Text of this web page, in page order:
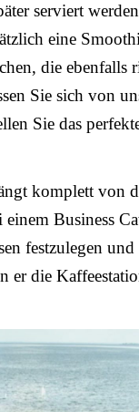
serviert
eine
die ebenfalls
Sie sich von
Sie das
komplett von
Business
festzulegen und
er die